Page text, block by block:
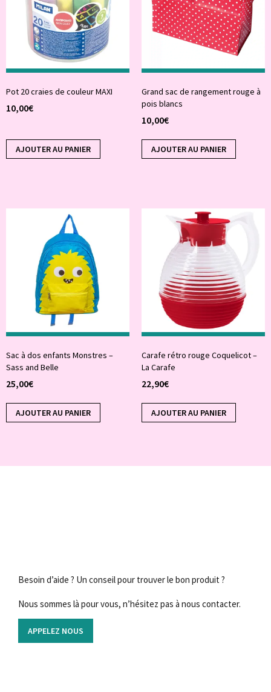
Pot 20 craies de couleur MAXI
10,00€
AJOUTER AU PANIER
Grand sac de rangement rouge à
pois blancs
10,00€
AJOUTER AU PANIER
Sac à dos enfants Monstres –
Sass and Belle
25,00€
AJOUTER AU PANIER
Carafe rétro rouge Coquelicot –
La Carafe
22,90€
AJOUTER AU PANIER
Besoin d’aide ? Un conseil pour trouver le bon produit ?
Nous sommes là pour vous, n’hésitez pas à nous contacter.
APPELEZ NOUS